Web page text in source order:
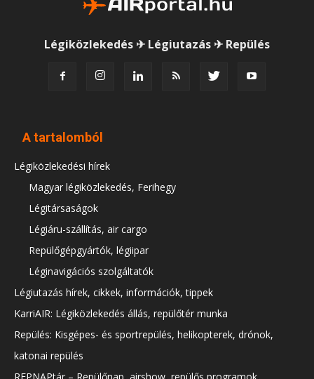
Légiközlekedés ✈ Légiutazás ✈ Repülés
A tartalomból
Légiközlekedési hírek
Magyar légiközlekedés, Ferihegy
Légitársaságok
Légiáru-szállítás, air cargo
Repülőgépgyártók, légiipar
Léginavigációs szolgáltatók
Légiutazás hírek, cikkek, információk, tippek
KarriAIR: Légiközlekedés állás, repülőtér munka
Repülés: Kisgépes- és sportrepülés, helikopterek, drónok,
katonai repülés